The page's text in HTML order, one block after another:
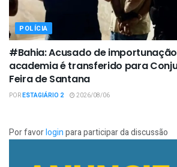
POLÍCIA
#Bahia: Acusado de
academia é transferido para
Feira de Santana
PORESTAGIÁRIO 2 2026/08/06
Por favorloginpara participar da discussão